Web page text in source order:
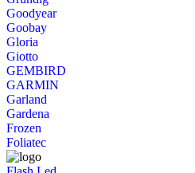
Goodyear
Goobay
Gloria
Giotto
GEMBIRD
GARMIN
Garland
Gardena
Frozen
Foliatec